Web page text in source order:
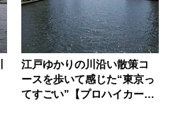
江戸ゆかりの川沿い散策コ
ースを歩いて感じた“東京っ
てすごい”【プロハイカー斉